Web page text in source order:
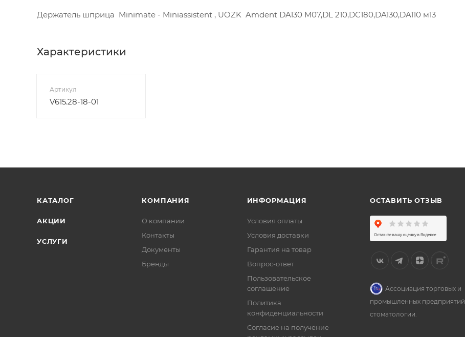
Держатель шприца Minimate - Miniassistent , UOZK Amdent DA130 M07,DL 210,DC180,DA130,DA110 м13
Характеристики
Артикул
V615.28-18-01
КАТАЛОГ
АКЦИИ
УСЛУГИ
КОМПАНИЯ
О компании
Контакты
Документы
Бренды
ИНФОРМАЦИЯ
Условия оплаты
Условия доставки
Гарантия на товар
Вопрос-ответ
Пользовательское
соглашение
Политика
конфиденциальности
Согласие на получение
ОСТАВИТЬ ОТЗЫВ
Ассоциация торговых и
промышленных предприятий
стоматологии.